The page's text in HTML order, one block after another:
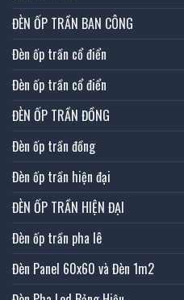
ĐÈN ỐP TRẦN BAN CÔNG
Đèn ốp trần cổ điển
Đèn ốp trần cổ điển
ĐÈN ỐP TRẦN ĐỒNG
Đèn ốp trần đồng
Đèn ốp trần hiện đại
ĐÈN ỐP TRẦN HIỆN ĐẠI
Đèn ốp trần pha lê
Đèn Panel 60x60 và Đèn 1m2